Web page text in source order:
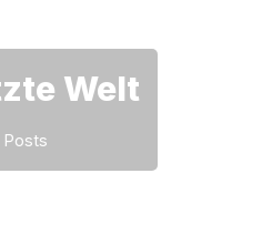
Welt
Posts